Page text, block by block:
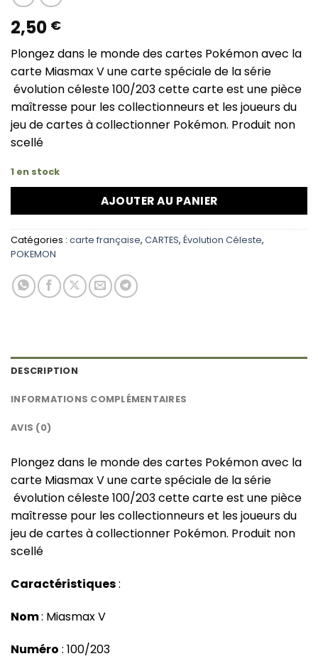
2,50 €
Plongez dans le monde des cartes Pokémon avec la
carte Miasmax V une carte spéciale de la série
évolution céleste 100/203 cette carte est une pièce
maîtresse pour les collectionneurs et les joueurs du
jeu de cartes à collectionner Pokémon. Produit non
scellé
1 en stock
AJOUTER AU PANIER
Catégories : carte française, CARTES, Évolution Céleste,
POKEMON
DESCRIPTION
INFORMATIONS COMPLÉMENTAIRES
AVIS (0)
Plongez dans le monde des cartes Pokémon avec la
carte Miasmax V une carte spéciale de la série
évolution céleste 100/203 cette carte est une pièce
maîtresse pour les collectionneurs et les joueurs du
jeu de cartes à collectionner Pokémon. Produit non
scellé
Caractéristiques:
Nom: Miasmax V
Numéro : 100/203